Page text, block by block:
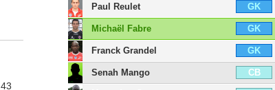
43
Paul Reulet
GK
Michaël Fabre GK
Franck Grandel GK
Senah Mango CB